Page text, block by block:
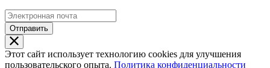
Отправить
Этот сайт использует технологию cookies для улучшения
пользовательского опыта. Политика конфиденциальности